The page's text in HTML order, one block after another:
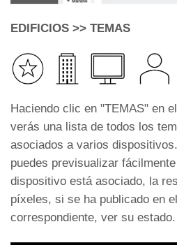
EDIFICIOS >> TEMAS
Haciendo clic en "TEMAS" en
verás una lista de todos los
asociados a varios
puedes previsualizar
dispositivo está asociado, la
píxeles, si se ha publicado en
correspondiente, ver su estado.